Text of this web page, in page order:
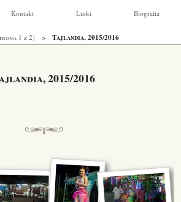
Kontakt Linki Biografia
1 z 2) Tajlandia, 2015/2016
2015/2016